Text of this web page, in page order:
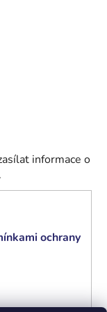
informace o
ochrany